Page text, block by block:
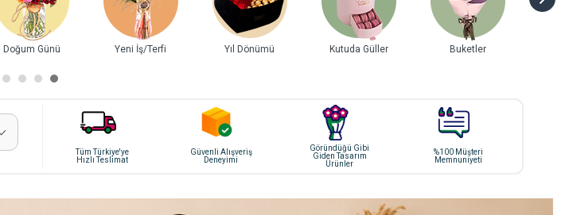
Doğum Günü Yeni İş/Terfi Yıl Dönümü Kutuda Güller Buketler
Tüm Türkiye'ye
Hızlı Teslimat
Güvenli Alışveriş
Deneyimi
Göründüğü Gibi
Giden Tasarım
Ürünler
%100 Müşteri
Memnuniyeti